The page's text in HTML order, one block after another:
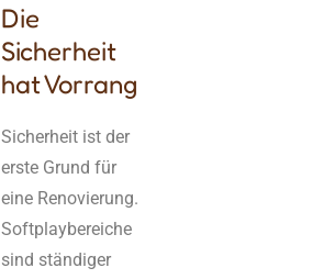
Die
Sicherheit
hat Vorrang
Sicherheit ist der
erste Grund für
eine Renovierung.
Softplaybereiche
sind ständiger